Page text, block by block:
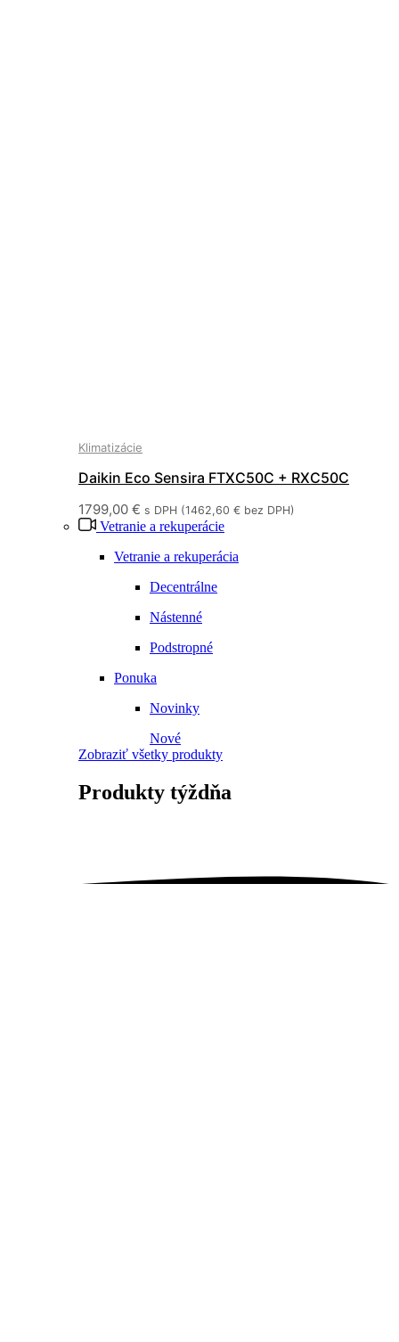
Klimatizácie
Daikin Eco Sensira FTXC50C + RXC50C
1799,00 € s DPH (1462,60 € bez DPH)
Vetranie a rekuperácie
Vetranie a rekuperácia
Decentrálne
Nástenné
Podstropné
Ponuka
Novinky
Nové
Zobraziť všetky produkty
Produkty týždňa